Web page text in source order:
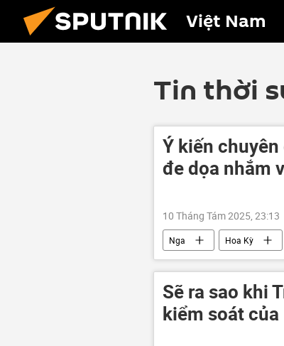
Việt Nam
Tin thời
Ý kiến
đe dọa nhắm
10 Tháng Tám 2025, 23:13
Nga Hoa Kỳ
Thế giới
phương Tây
Cuộc gặp giữa Vladimir Putin
Sẽ ra sao khi
kiểm soát